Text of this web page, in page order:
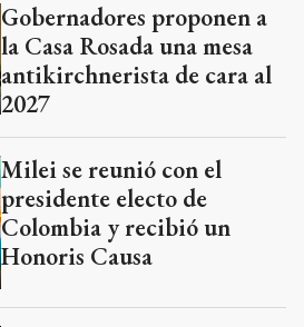
Gobernadores proponen a
la Casa Rosada una mesa
antikirchnerista de cara al
2027
Milei se reunió con el
presidente electo de
Colombia y recibió un
Honoris Causa